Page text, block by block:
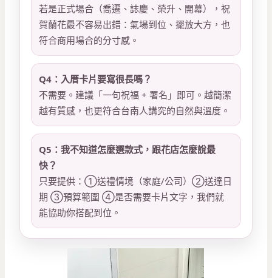
若是正式場合（喬遷、誌慶、榮升、開幕），祝
賀蘭花最不容易出錯：氣場到位、擺放大方，也
符合商用場合的分寸感。
Q4：入厝卡片要寫很長嗎？
不需要。建議「一句祝福 + 署名」即可。越簡潔
越有質感，也更符合台南人講究的自然與溫度。
Q5：我不知道怎麼選款式，跟花店怎麼說最
快？
只要提供：①送禮情境（家庭/公司）②送達日
期 ③預算範圍 ④是否需要卡片文字，我們就
能協助你搭配到位。